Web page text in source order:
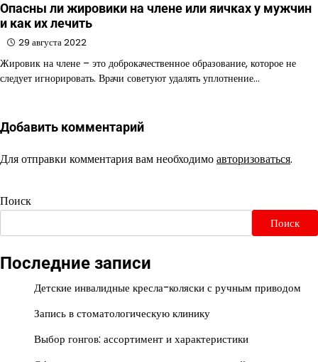
Опасны ли жировики на члене или яичках у мужчин
и как их лечить
29 августа 2022
Жировик на члене – это доброкачественное образование, которое не
следует игнорировать. Врачи советуют удалять уплотнение…
Добавить комментарий
Для отправки комментария вам необходимоавторизоваться.
Поиск
Поиск
Последние записи
Детские инвалидные кресла-коляски с ручным приводом
Запись в стоматологическую клинику
Выбор гонгов: ассортимент и характеристики